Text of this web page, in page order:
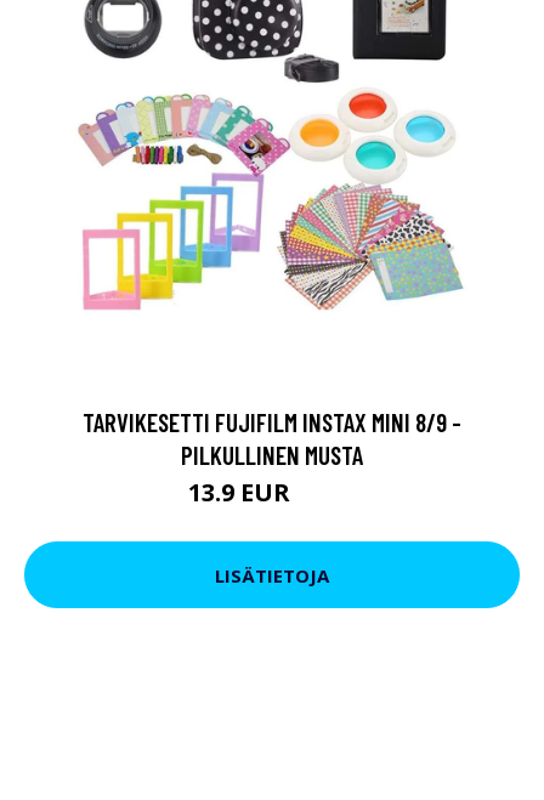
TARVIKESETTI FUJIFILM INSTAX MINI 8/9 -
PILKULLINEN MUSTA
13.9 EUR
LISÄTIETOJA